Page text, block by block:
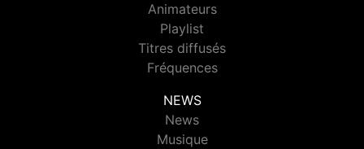
Animateurs
Playlist
Titres diffusés
Fréquences
NEWS
News
Musique